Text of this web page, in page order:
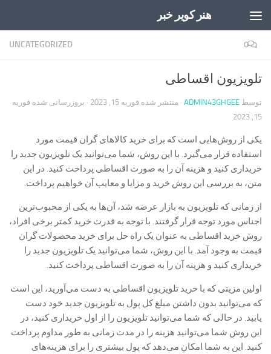
هنر کویر خبر
UNCATEGORIZED 0
تلویزیون اقساطی
توسط ADMIN43GHGEE · منتشر شده فوریه 15, 2023 · بروزرسانی شده فوریه
15, 2023
یکی از روش‌هایی است که برای خرید کالاهای گران قیمت مورد
استفاده قرار می‌گیرد. با این روش، شما می‌توانید یک تلویزیون جدید را
خریداری کنید و هزینه آن را به صورت اقساطی پرداخت کنید. در این
متن، به بررسی این روش خرید و مزایا و معایب آن خواهیم پرداخت.
از زمانی که تلویزیون به بازار عرضه شد، آن‌ها به یکی از محبوب‌ترین
اجناس مورد توجه قرار گرفتند. با توجه به قدرت خرید کمتر برخی افراد،
روش خرید اقساطی به عنوان یک راه حل برای خرید محصولات گران
قیمت به وجود آمد. با این روش، شما می‌توانید یک تلویزیون جدید را
خریداری کنید و هزینه آن را به صورت اقساطی پرداخت کنید.
اولین مزیتی که با خرید تلویزیون اقساطی به دست می‌آورید، این است
که می‌توانید بدون داشتن مبلغ کل پول به تلویزیون جدید خود دست
یابید. در حالی که شما می‌توانید تلویزیون را از اول خریداری کنید، در
این روش شما می‌توانید هزینه را در مدت زمانی به طور مداوم پرداخت
کنید. این به شما امکان می‌دهد که پول بیشتری را برای هزینه‌های